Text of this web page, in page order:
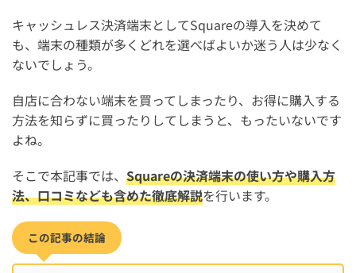
キャッシュレス決済端末としてSquareの導入を決めて
も、端末の種類が多くどれを選べばよいか迷う人は少なく
ないでしょう。
自店に合わない端末を買ってしまったり、お得に購入する
方法を知らずに買ったりしてしまうと、もったいないです
よね。
そこで本記事では、 Squareの決済端末の使い方や購入方
法、口コミなども含めた徹底解説を行います。
この記事の結論